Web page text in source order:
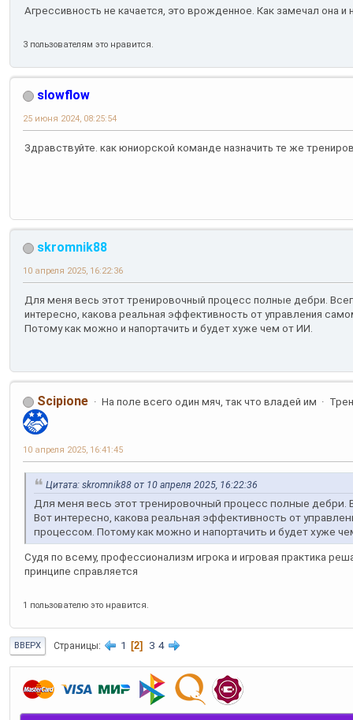
Агрессивность не качается, это врожденное. Как замечал она и
3 пользователям это нравится.
slowflow
25 июня 2024, 08:25:54
Здравствуйте. как юниорской команде назначить те же
skromnik88
10 апреля 2025, 16:22:36
Для меня весь этот тренировочный процесс полные дебри.
интересно, какова реальная эффективность от управления
Потому как можно и напортачить и будет хуже чем от ИИ.
Scipione На поле всего один мяч, так что владей им
10 апреля 2025, 16:41:45
Цитата: skromnik88 от 10 апреля 2025, 16:22:36
Для меня весь этот тренировочный процесс полные дебри.
Вот интересно, какова реальная эффективность от
процессом. Потому как можно и напортачить и будет хуже
Судя по всему, профессионализм игрока и игровая практика
принципе справляется
1 пользователю это нравится.
ВВЕРХ Страницы 1 2 3 4